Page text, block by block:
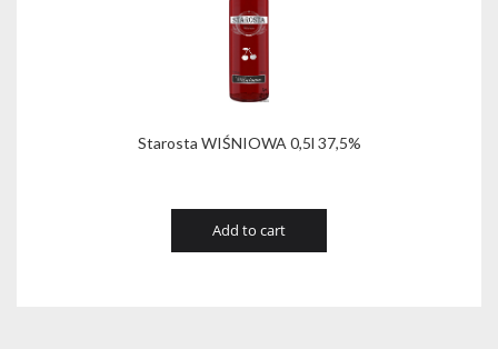
Starosta WIŚNIOWA 0,5l 37,5%
Add to cart